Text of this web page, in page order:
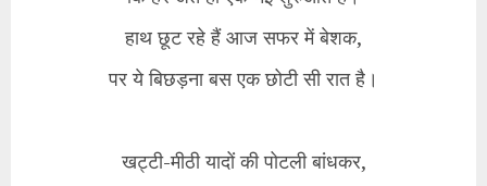
हाथ छूट रहे हैं आज सफर में बेशक,
पर ये बिछड़ना बस एक छोटी सी रात है।
खट्टी-मीठी यादों की पोटली बांधकर,